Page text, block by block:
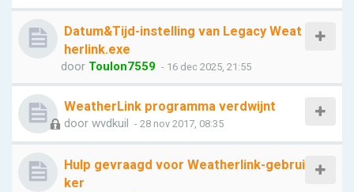
Datum&Tijd-instelling van Legacy Weat
herlink.exe
door Toulon7559 - 16 dec 2025, 21:55
WeatherLink programma verdwijnt
door wvdkuil - 28 nov 2017, 08:35
Hulp gevraagd voor Weatherlink-gebrui
ker